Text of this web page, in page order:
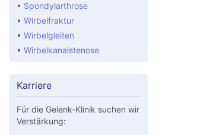
Spondylarthrose
Wirbelfraktur
Wirbelgleiten
Wirbelkanalstenose
Karriere
Für die Gelenk-Klinik suchen wir
Verstärkung: